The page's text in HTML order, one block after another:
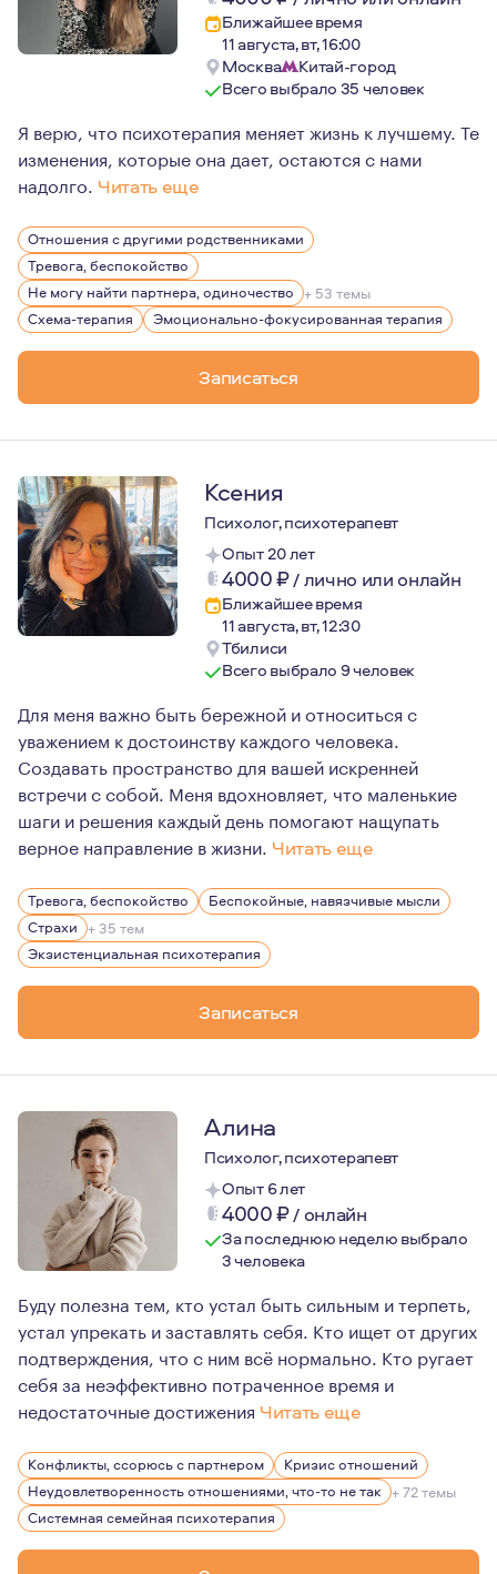
Ближайшее время
11 августа, вт, 16:00
Москва
Китай-город
Всего выбрало 35 человек
Я верю, что психотерапия меняет жизнь к лучшему. Те
изменения, которые она дает, остаются с нами
надолго. Читать еще
Мне 31 год, замужем, есть дочь. Более 12 лет в
Отношения с другими родственниками
Тревога, беспокойство
Не могу найти партнера, одиночество + 53 темы
Схема-терапия
Эмоционально-фокусированная терапия
Записаться
Ксения
Психолог, психотерапевт
Опыт 20 лет
4000₽/лично или онлайн
Ближайшее время
11 августа, вт, 12:30
Тбилиси
Всего выбрало 9 человек
Для меня важно быть бережной и относиться с
уважением к достоинству каждого человека.
Создавать пространство для вашей искренней
встречи с собой. Меня вдохновляет, что маленькие
шаги и решения каждый день помогают нащупать
верное направление в жизни. Читать еще
Мне кажется значимой при встрече релевантность
Я прошла две эмиграции, мне знакома жизнь в
С тех пор, как стала мамой, я не раздражаюсь при
Я делаю керамику, это один из моих способов
Люблю картины, танец, чаепития с друзьями и
Тревога, беспокойство
Беспокойные, навязчивые мысли
Страхи + 35 тем
Экзистенциальная психотерапия
Записаться
Алина
Психолог, психотерапевт
Опыт 6 лет
4000₽/ онлайн
За последнюю неделю выбрало
3 человека
Буду полезна тем, кто устал быть сильным и терпеть,
устал упрекать и заставлять себя. Кто ищет от других
подтверждения, что с ним всё нормально. Кто ругает
себя за неэффективно потраченное время и
недостаточные достижения Читать еще
Для меня психотерапия - не просто профессия, это
Меня очень увлекает то, что я делаю каждый день, и
Психотерапия, это процесс. Это не вершина, покорив
Это безграничный простор возможностей и
Конфликты, ссорюсь с партнером
Кризис отношений
Неудовлетворенность отношениями, что-то не так + 72 темы
Системная семейная психотерапия